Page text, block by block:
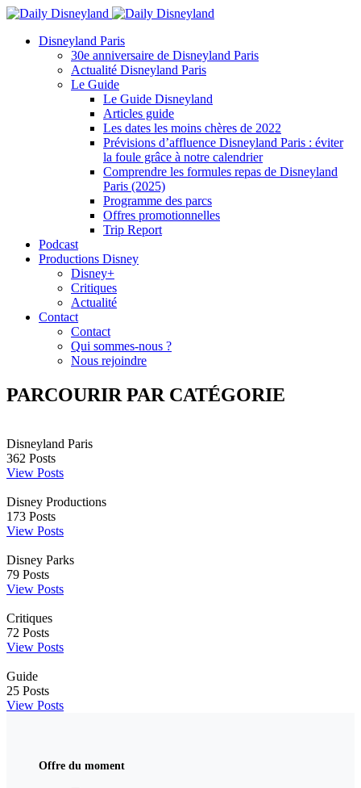
Disneyland Paris
30e anniversaire de Disneyland Paris
Actualité Disneyland Paris
Le Guide
Le Guide Disneyland
Articles guide
Les dates les moins chères de 2022
Prévisions d’affluence Disneyland Paris : éviter
la foule grâce à notre calendrier
Comprendre les formules repas de Disneyland
Paris (2025)
Programme des parcs
Offres promotionnelles
Trip Report
Podcast
Productions Disney
Disney+
Critiques
Actualité
Contact
Contact
Qui sommes-nous ?
Nous rejoindre
PARCOURIR PAR CATÉGORIE
Disneyland Paris
362 Posts
View Posts
Disney Productions
173 Posts
View Posts
Disney Parks
79 Posts
View Posts
Critiques
72 Posts
View Posts
Guide
25 Posts
View Posts
Offre du moment